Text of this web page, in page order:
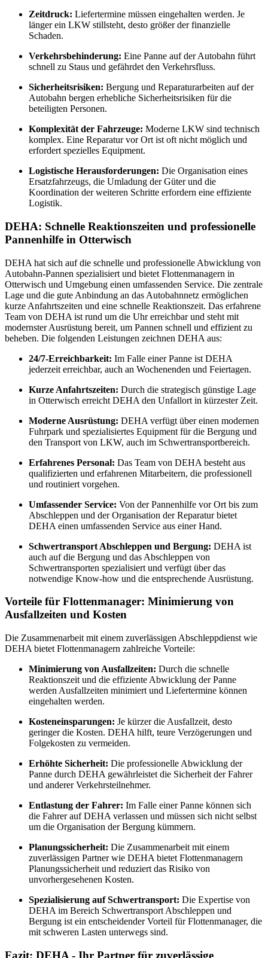
Zeitdruck: Liefertermine müssen eingehalten werden. Je
länger ein LKW stillsteht, desto größer der finanzielle
Schaden.
Verkehrsbehinderung: Eine Panne auf der Autobahn führt
schnell zu Staus und gefährdet den Verkehrsfluss.
Sicherheitsrisiken: Bergung und Reparaturarbeiten auf der
Autobahn bergen erhebliche Sicherheitsrisiken für die
beteiligten Personen.
Komplexität der Fahrzeuge: Moderne LKW sind technisch
komplex. Eine Reparatur vor Ort ist oft nicht möglich und
erfordert spezielles Equipment.
Logistische Herausforderungen: Die Organisation eines
Ersatzfahrzeugs, die Umladung der Güter und die
Koordination der weiteren Schritte erfordern eine effiziente
Logistik.
DEHA: Schnelle Reaktionszeiten und professionelle
Pannenhilfe in Otterwisch
DEHA hat sich auf die schnelle und professionelle Abwicklung von
Autobahn-Pannen spezialisiert und bietet Flottenmanagern in
Otterwisch und Umgebung einen umfassenden Service. Die zentrale
Lage und die gute Anbindung an das Autobahnnetz ermöglichen
kurze Anfahrtszeiten und eine schnelle Reaktionszeit. Das erfahrene
Team von DEHA ist rund um die Uhr erreichbar und steht mit
modernster Ausrüstung bereit, um Pannen schnell und effizient zu
beheben. Die folgenden Leistungen zeichnen DEHA aus:
24/7-Erreichbarkeit: Im Falle einer Panne ist DEHA
jederzeit erreichbar, auch an Wochenenden und Feiertagen.
Kurze Anfahrtszeiten: Durch die strategisch günstige Lage
in Otterwisch erreicht DEHA den Unfallort in kürzester Zeit.
Moderne Ausrüstung: DEHA verfügt über einen modernen
Fuhrpark und spezialisiertes Equipment für die Bergung und
den Transport von LKW, auch im Schwertransportbereich.
Erfahrenes Personal: Das Team von DEHA besteht aus
qualifizierten und erfahrenen Mitarbeitern, die professionell
und routiniert vorgehen.
Umfassender Service: Von der Pannenhilfe vor Ort bis zum
Abschleppen und der Organisation der Reparatur bietet
DEHA einen umfassenden Service aus einer Hand.
Schwertransport Abschleppen und Bergung: DEHA ist
auch auf die Bergung und das Abschleppen von
Schwertransporten spezialisiert und verfügt über das
notwendige Know-how und die entsprechende Ausrüstung.
Vorteile für Flottenmanager: Minimierung von
Ausfallzeiten und Kosten
Die Zusammenarbeit mit einem zuverlässigen Abschleppdienst wie
DEHA bietet Flottenmanagern zahlreiche Vorteile:
Minimierung von Ausfallzeiten: Durch die schnelle
Reaktionszeit und die effiziente Abwicklung der Panne
werden Ausfallzeiten minimiert und Liefertermine können
eingehalten werden.
Kosteneinsparungen: Je kürzer die Ausfallzeit, desto
geringer die Kosten. DEHA hilft, teure Verzögerungen und
Folgekosten zu vermeiden.
Erhöhte Sicherheit: Die professionelle Abwicklung der
Panne durch DEHA gewährleistet die Sicherheit der Fahrer
und anderer Verkehrsteilnehmer.
Entlastung der Fahrer: Im Falle einer Panne können sich
die Fahrer auf DEHA verlassen und müssen sich nicht selbst
um die Organisation der Bergung kümmern.
Planungssicherheit: Die Zusammenarbeit mit einem
zuverlässigen Partner wie DEHA bietet Flottenmanagern
Planungssicherheit und reduziert das Risiko von
unvorhergesehenen Kosten.
Spezialisierung auf Schwertransport: Die Expertise von
DEHA im Bereich Schwertransport Abschleppen und
Bergung ist ein entscheidender Vorteil für Flottenmanager, die
mit schweren Lasten unterwegs sind.
Fazit: DEHA - Ihr Partner für zuverlässige